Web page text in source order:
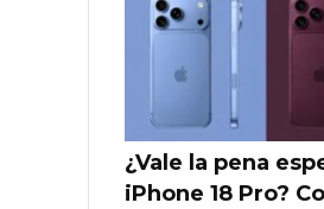
¿Vale la pena
iPhone 18 Pro?